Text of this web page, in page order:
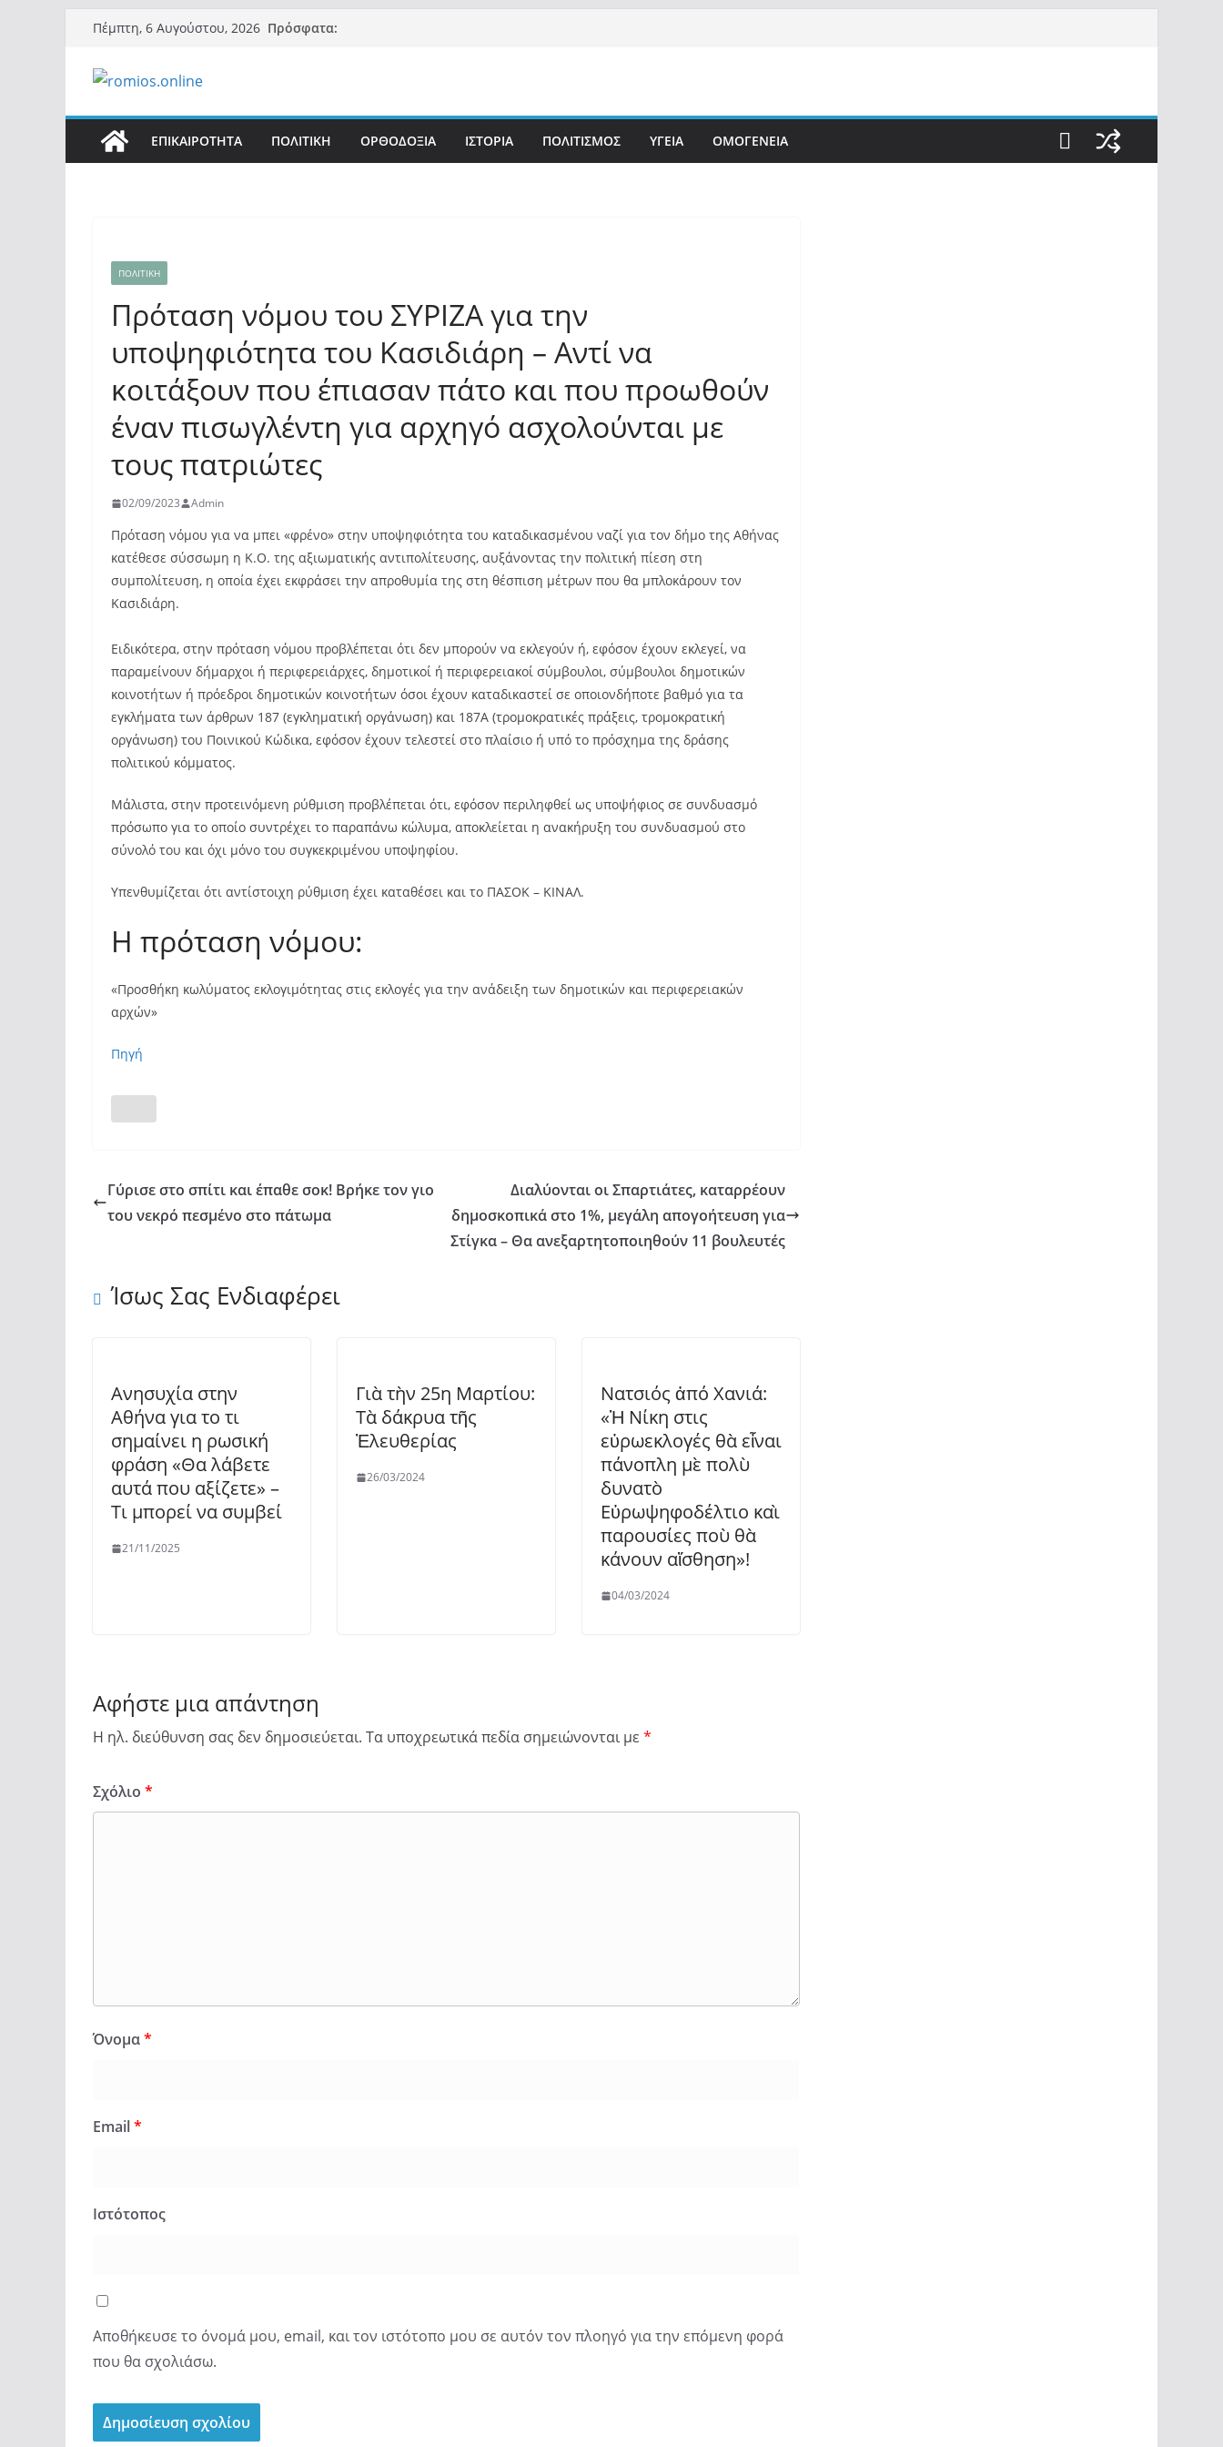
Μετάβαση
περιεχόμενο
Πέμπτη, 6 Αυγούστου, 2026 Πρόσφατα:
ΕΠΙΚΑΙΡΟΤΗΤΑ ΠΟΛΙΤΙΚΗ ΟΡΘΟΔΟΞΙΑ ΙΣΤΟΡΙΑ ΠΟΛΙΤΙΣΜΟΣ ΥΓΕΙΑ ΟΜΟΓΕΝΕΙΑ
ΠΟΛΙΤΙΚΗ
Πρόταση νόμου του ΣΥΡΙΖΑ για την
υποψηφιότητα του Κασιδιάρη – Αντί να
κοιτάξουν που έπιασαν πάτο και που προωθούν
έναν πισωγλέντη για αρχηγό ασχολούνται με
τους πατριώτες
02/09/2023 Admin
Πρόταση νόμου για να μπει «φρένο» στην υποψηφιότητα του καταδικασμένου ναζί για τον δήμο της Αθήνας
κατέθεσε σύσσωμη η Κ.Ο. της αξιωματικής αντιπολίτευσης, αυξάνοντας την πολιτική πίεση στη
συμπολίτευση, η οποία έχει εκφράσει την απροθυμία της στη θέσπιση μέτρων που θα μπλοκάρουν τον
Κασιδιάρη.
Ειδικότερα, στην πρόταση νόμου προβλέπεται ότι δεν μπορούν να εκλεγούν ή, εφόσον έχουν εκλεγεί, να
παραμείνουν δήμαρχοι ή περιφερειάρχες, δημοτικοί ή περιφερειακοί σύμβουλοι, σύμβουλοι δημοτικών
κοινοτήτων ή πρόεδροι δημοτικών κοινοτήτων όσοι έχουν καταδικαστεί σε οποιονδήποτε βαθμό για τα
εγκλήματα των άρθρων 187 (εγκληματική οργάνωση) και 187Α (τρομοκρατικές πράξεις, τρομοκρατική
οργάνωση) του Ποινικού Κώδικα, εφόσον έχουν τελεστεί στο πλαίσιο ή υπό το πρόσχημα της δράσης
πολιτικού κόμματος.
Μάλιστα, στην προτεινόμενη ρύθμιση προβλέπεται ότι, εφόσον περιληφθεί ως υποψήφιος σε συνδυασμό
πρόσωπο για το οποίο συντρέχει το παραπάνω κώλυμα, αποκλείεται η ανακήρυξη του συνδυασμού στο
σύνολό του και όχι μόνο του συγκεκριμένου υποψηφίου.
Υπενθυμίζεται ότι αντίστοιχη ρύθμιση έχει καταθέσει και το ΠΑΣΟΚ – ΚΙΝΑΛ.
Η πρόταση νόμου:
«Προσθήκη κωλύματος εκλογιμότητας στις εκλογές για την ανάδειξη των δημοτικών και περιφερειακών
αρχών»
Πηγή
Γύρισε στο σπίτι και έπαθε σοκ! Βρήκε τον γιο
του νεκρό πεσμένο στο πάτωμα
Διαλύονται οι Σπαρτιάτες, καταρρέουν
δημοσκοπικά στο 1%, μεγάλη απογοήτευση για
Στίγκα – Θα ανεξαρτητοποιηθούν 11 βουλευτές
Ίσως Σας Ενδιαφέρει
Ανησυχία στην
Αθήνα για το τι
σημαίνει η ρωσική
φράση «Θα λάβετε
αυτά που αξίζετε» –
Τι μπορεί να συμβεί
21/11/2025
Γιὰ τὴν 25η Μαρτίου:
Τὰ δάκρυα τῆς
Ἐλευθερίας
26/03/2024
Νατσιός ἀπό Χανιά:
«Ἡ Νίκη στις
εὐρωεκλογές θὰ εἶναι
πάνοπλη μὲ πολὺ
δυνατὸ
Εὐρωψηφοδέλτιο καὶ
παρουσίες ποὺ θὰ
κάνουν αἴσθηση»!
04/03/2024
Αφήστε μια απάντηση
Η ηλ. διεύθυνση σας δεν δημοσιεύεται. Τα υποχρεωτικά πεδία σημειώνονται με *
Σχόλιο *
Όνομα*
Email*
Ιστότοπος
Αποθήκευσε το όνομά μου, email, και τον ιστότοπο μου σε αυτόν τον πλοηγό για την επόμενη φορά
που θα σχολιάσω.